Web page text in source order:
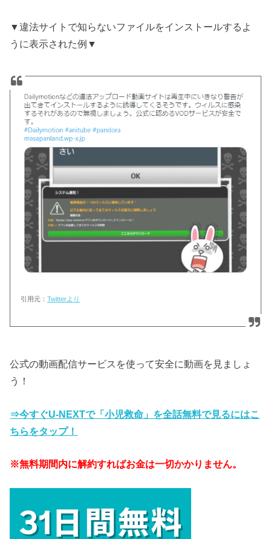
▼違法サイトで知らないファイルをインストールするよ
うに表示された例▼
引用元：Twitterより
公式の動画配信サービスを使って安全に動画を見ましょ
う！
⇒今すぐU-NEXTで「小児救命」を全話無料で見るにはこ
ちらをタップ！
※無料期間内に解約すればお金は一切かかりません。